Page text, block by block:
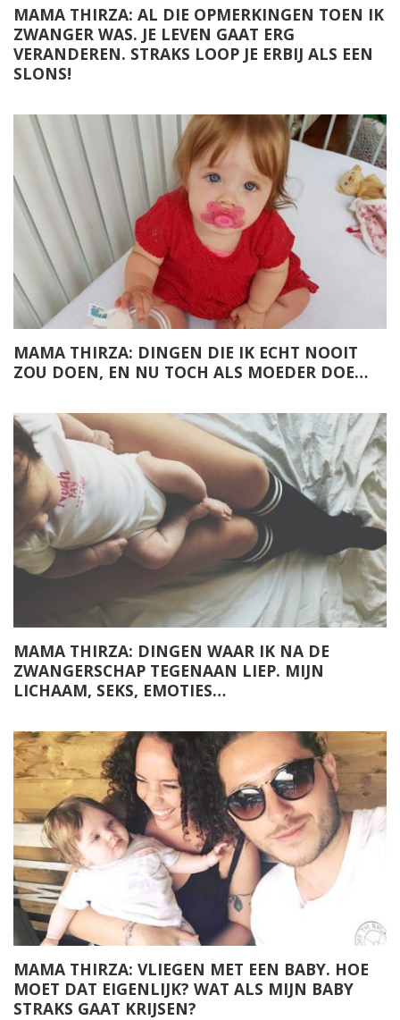
MAMA THIRZA: AL DIE OPMERKINGEN TOEN IK
ZWANGER WAS. JE LEVEN GAAT ERG
VERANDEREN. STRAKS LOOP JE ERBIJ ALS EEN
SLONS!
MAMA THIRZA: DINGEN DIE IK ECHT NOOIT
ZOU DOEN, EN NU TOCH ALS MOEDER DOE…
MAMA THIRZA: DINGEN WAAR IK NA DE
ZWANGERSCHAP TEGENAAN LIEP. MIJN
LICHAAM, SEKS, EMOTIES…
MAMA THIRZA: VLIEGEN MET EEN BABY. HOE
MOET DAT EIGENLIJK? WAT ALS MIJN BABY
STRAKS GAAT KRIJSEN?